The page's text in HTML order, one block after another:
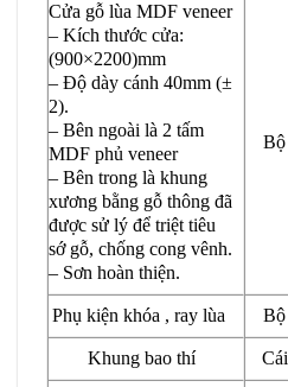
Cửa gỗ lùa MDF veneer
– Kích thước cửa:
(900×2200)mm
– Độ dày cánh 40mm (±
2).
– Bên ngoài là 2 tấm
MDF phủ veneer
– Bên trong là khung
xương bằng gỗ thông đã
được sử lý để triệt tiêu
sớ gỗ, chống cong vênh.
– Sơn hoàn thiện.
Bộ
Phụ kiện khóa , ray lùa Bộ
Khung bao thí Cái